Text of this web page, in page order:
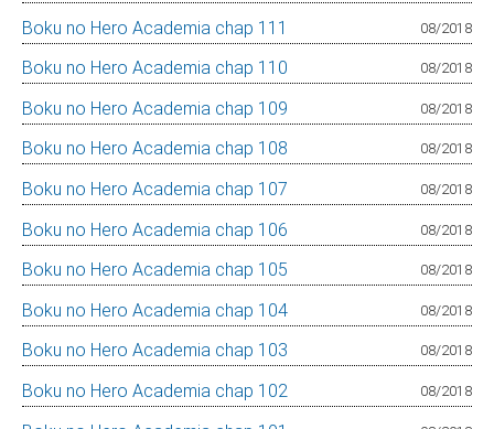
Boku no Hero Academia chap 111 08/2018
Boku no Hero Academia chap 110 08/2018
Boku no Hero Academia chap 109 08/2018
Boku no Hero Academia chap 108 08/2018
Boku no Hero Academia chap 107 08/2018
Boku no Hero Academia chap 106 08/2018
Boku no Hero Academia chap 105 08/2018
Boku no Hero Academia chap 104 08/2018
Boku no Hero Academia chap 103 08/2018
Boku no Hero Academia chap 102 08/2018